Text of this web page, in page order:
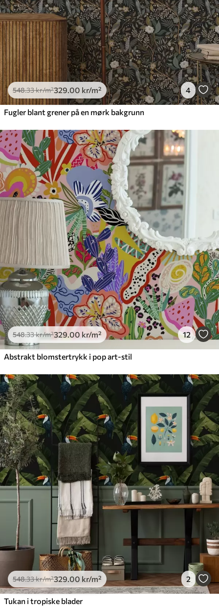
Premium
665.00 399 .00 kr/m²
Premium vinyl
650 .00 390 .00 kr/m²
548.33kr/m²329.00 kr/m² 4
Fugler blant grener på en mørk bakgrunn
548.33kr/m²329.00 kr/m² 12
Abstrakt blomstertrykk i pop art-stil
548.33kr/m²329.00 kr/m² 2
Tukan i tropiske blader